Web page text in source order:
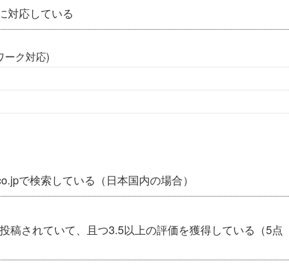
対応している
ーク対応)
で検索している（日本国内の場合）
稿されていて、且つ3.5以上の評価を獲得している （5点